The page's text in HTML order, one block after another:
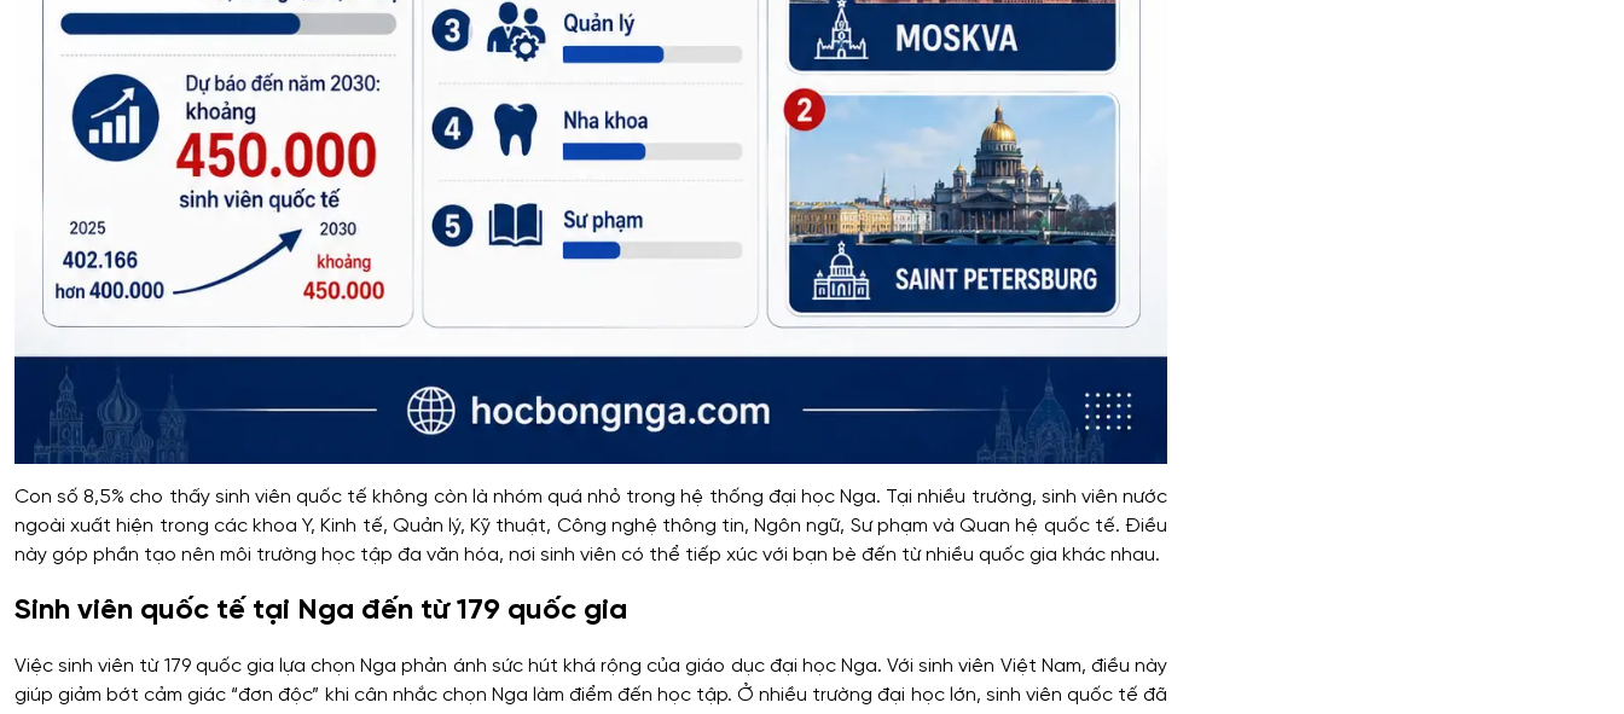
Con số 8,5% cho thấy sinh viên quốc tế không còn là nhóm quá nhỏ trong hệ thống đại học Nga. Tại nhiều trường, sinh viên nước
ngoài xuất hiện trong các khoa Y, Kinh tế, Quản lý, Kỹ thuật, Công nghệ thông tin, Ngôn ngữ, Sư phạm và Quan hệ quốc tế. Điều
này góp phần tạo nên môi trường học tập đa văn hóa, nơi sinh viên có thể tiếp xúc với bạn bè đến từ nhiều quốc gia khác nhau.
Sinh viên quốc tế tại Nga đến từ 179 quốc gia
Việc sinh viên từ 179 quốc gia lựa chọn Nga phản ánh sức hút khá rộng của giáo dục đại học Nga. Với sinh viên Việt Nam, điều này
giúp giảm bớt cảm giác “đơn độc” khi cân nhắc chọn Nga làm điểm đến học tập. Ở nhiều trường đại học lớn, sinh viên quốc tế đã